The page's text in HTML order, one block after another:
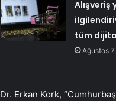
Alışveriş
tüm
Ağustos
Dr. Erkan Kork,